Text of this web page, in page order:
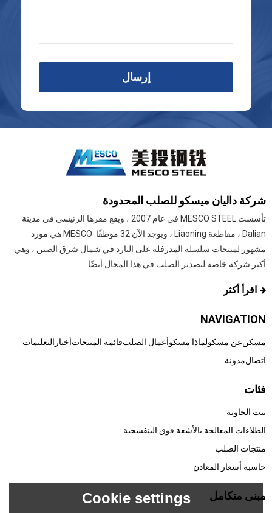
إرسال
شركة داليان ميسكو للصلب المحدودة
تأسست MESCO STEEL في عام 2007 ، ويقع مقرها الرئيسي في مدينة
Dalian ، مقاطعة Liaoning ، ويوجد الآن 32 موظفًا. MESCO هي مورد
مشهور لمنتجات سلسلة المدرفلة على البارد في شمال شرق الصين ، وهي
أكبر شركة خاصة لتصدير الصلب في هذا المجال أيضًا.
اقرأ أكثر
NAVIGATION
مسكنعن مسكولماذا مسكوأعمال الصلبقائمة المنتجاتأخبار التعليمات
اتصالمدونة
فئات
بيت الحاوية
الطلاءات المعالجة بالأشعة فوق البنفسجية
منتجات الصلب
حاسبة أسعار المعادن
مبنى متكامل Cookie settings